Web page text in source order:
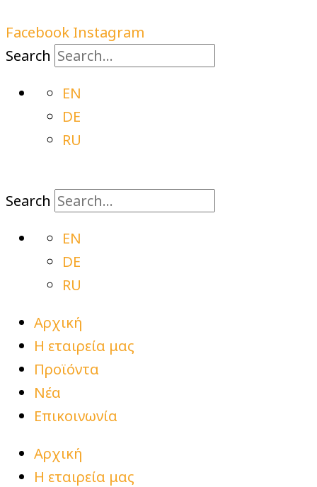
Facebook Instagram
Search
EN
DE
RU
Search
EN
DE
RU
Αρχική
Η εταιρεία μας
Προϊόντα
Νέα
Επικοινωνία
Αρχική
Η εταιρεία μας